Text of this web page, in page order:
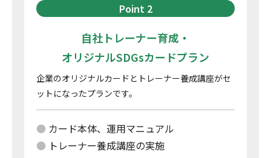
Point 2
自社トレーナー育成・
オリジナルSDGsカードプラン
企業のオリジナルカードとトレーナー養成講座がセ
ットになったプランです。
カード本体、運用マニュアル
トレーナー養成講座の実施